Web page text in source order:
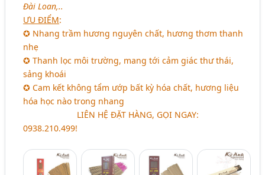
Đài Loan,..
ƯU ĐIỂM:
✪ Nhang trầm hương nguyên chất, hương thơm thanh
nhẹ
✪ Thanh lọc môi trường, mang tới cảm giác thư thái,
sảng khoái
✪ Cam kết không tẩm ướp bất kỳ hóa chất, hương liệu
hóa học nào trong nhang
LIÊN HỆ ĐẶT HÀNG, GỌI NGAY:
0938.210.499!